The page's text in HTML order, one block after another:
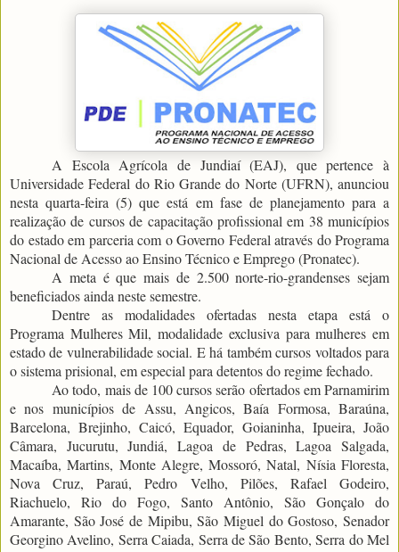
A Escola Agrícola de Jundiaí (EAJ), que pertence à
Universidade Federal do Rio Grande do Norte (UFRN), anunciou
nesta quarta-feira (5) que está em fase de planejamento para a
realização de cursos de capacitação profissional em 38 municípios
do estado em parceria com o Governo Federal através do Programa
Nacional de Acesso ao Ensino Técnico e Emprego (Pronatec).
A meta é que mais de 2.500 norte-rio-grandenses sejam
beneficiados ainda neste semestre.
Dentre as modalidades ofertadas nesta etapa está o
Programa Mulheres Mil, modalidade exclusiva para mulheres em
estado de vulnerabilidade social. E há também cursos voltados para
o sistema prisional, em especial para detentos do regime fechado.
Ao todo, mais de 100 cursos serão ofertados em Parnamirim
e nos municípios de Assu, Angicos, Baía Formosa, Baraúna,
Barcelona, Brejinho, Caicó, Equador, Goianinha, Ipueira, João
Câmara, Jucurutu, Jundiá, Lagoa de Pedras, Lagoa Salgada,
Macaíba, Martins, Monte Alegre, Mossoró, Natal, Nísia Floresta,
Nova Cruz, Paraú, Pedro Velho, Pilões, Rafael Godeiro,
Riachuelo, Rio do Fogo, Santo Antônio, São Gonçalo do
Amarante, São José de Mipibu, São Miguel do Gostoso, Senador
Georgino Avelino, Serra Caiada, Serra de São Bento, Serra do Mel